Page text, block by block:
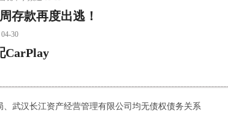
存款再度出逃！
30
CarPlay
武汉长江资产经营管理有限公司均无债权债务关系